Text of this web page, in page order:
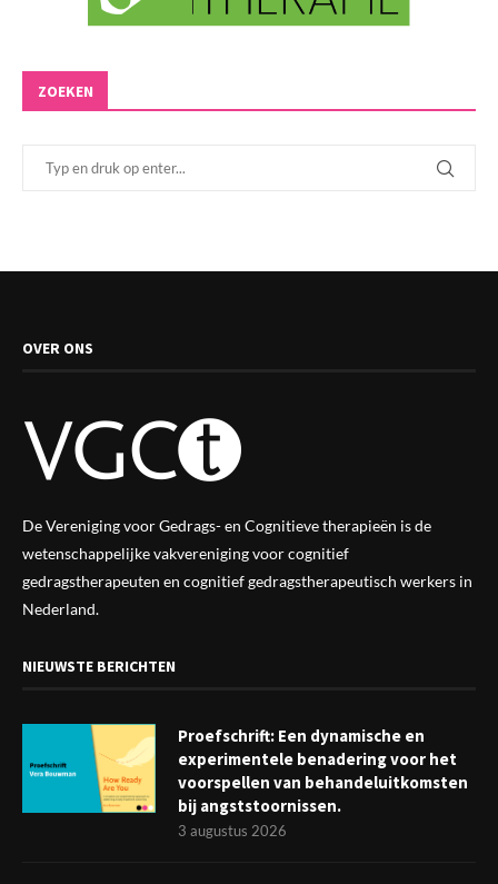
ZOEKEN
OVER ONS
De Vereniging voor Gedrags- en Cognitieve therapieën is de
wetenschappelijke vakverenigingvoor cognitief
gedragstherapeuten en cognitief gedragstherapeutisch werkers in
Nederland.
NIEUWSTE BERICHTEN
Proefschrift: Een dynamische en
experimentele benadering voor het
voorspellen van behandeluitkomsten
bij angststoornissen.
3 augustus 2026